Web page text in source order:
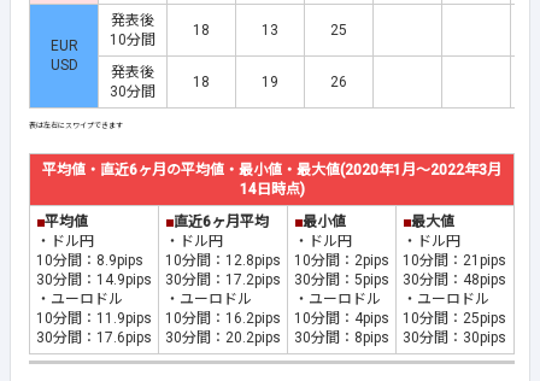
EUR
USD
発表後
10分間
18 13 25
発表後
30分間
18 19 26
平均値・直近6ヶ月の平均値・最小値・最大値(2020年1月～2022年3月
14日時点)
■平均値
・ドル円
10分間：8.9pips
30分間：14.9pips
・ユーロドル
10分間：11.9pips
30分間：17.6pips
■直近6ヶ月平均
・ドル円
10分間：12.8pips
30分間：17.2pips
・ユーロドル
10分間：16.2pips
30分間：20.2pips
■最小値
・ドル円
10分間：2pips
30分間：5pips
・ユーロドル
10分間：4pips
30分間：8pips
■最大値
・ドル円
10分間：21pips
30分間：48pips
・ユーロドル
10分間：25pips
30分間：30pips